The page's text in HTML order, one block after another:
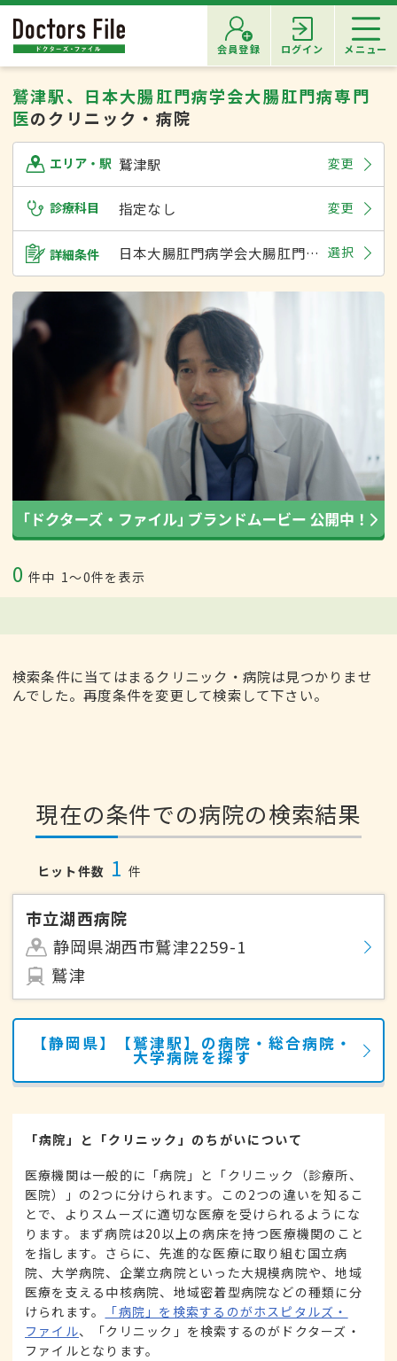
会員登録 ログイン メニュー
鷲津駅、日本大腸肛門病学会大腸肛門病専門
医のクリニック・病院
エリア・駅 鷲津駅 変更
診療科目 指定なし 変更
詳細条件 日本大腸肛門病学会大腸肛門病専門医 選択
0 件中 1〜0件を表示
検索条件に当てはまるクリニック・病院は見つかりませ
んでした。再度条件を変更して検索して下さい。
現在の条件での病院の検索結果
ヒット件数 1 件
市立湖西病院
静岡県湖西市鷲津2259-1
鷲津
【静岡県】【鷲津駅】の病院・総合病院・
大学病院を探す
「病院」と「クリニック」のちがいについて
医療機関は一般的に「病院」と「クリニック（診療所、
医院）」の2つに分けられます。この2つの違いを知るこ
とで、よりスムーズに適切な医療を受けられるようにな
ります。まず病院は20以上の病床を持つ医療機関のこと
を指します。さらに、先進的な医療に取り組む国立病
院、大学病院、企業立病院といった大規模病院や、地域
医療を支える中核病院、地域密着型病院などの種類に分
けられます。
「病院」を検索するのがホスピタルズ・
ファイル、「クリニック」を検索するのがドクターズ・
ファイルとなります。